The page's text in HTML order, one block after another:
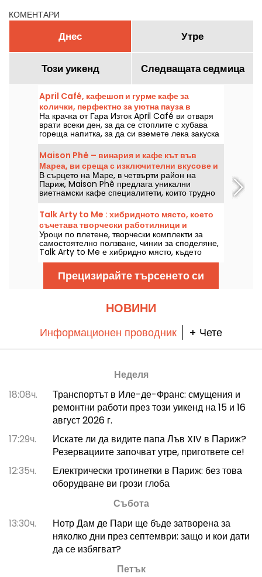
КОМЕНТАРИ
Днес Утре
Този уикенд Следващата седмица
April Café, кафешоп и гурме кафе за
колички, перфектно за уютна пауза в
десетия район на Париж.
На крачка от Гара Изток April Café ви отваря
врати всеки ден, за да се стоплите с хубава
гореща напитка, за да си вземете лека закуска
или да прекарате време спокойно и сухо.
Maison Phê – винария и кафе кът във
Мареа, ви среща с изключителни вкусове и
уникални аромати
В сърцето на Маре, в четвърти район на
Париж, Maison Phê предлага уникални
виетнамски кафе специалитети, които трудно
ще намерите другаде — включително рядкото
Liberica и автентичния виетнамски матча.
Потеглихме към този нов любимец, който
винаги е пълен, и открихме едно истинско
кулинарно съкровище.
Talk Arty to Me : хибридното място, което
съчетава творчески работилници и
артистичен ресторант в Маре
Уроци по плетене, творчески комплекти за
самостоятелно ползване, чинии за споделяне,
Talk Arty to Me е хибридно място, където
идваш както да твориш, така и да се
наслаждаваш, между артистични работилници
и непринуден сезонен ресторант.
Прецизирайте търсенето си
НОВИНИ
Информационен проводник + Чете
Неделя
18:08ч.
Транспортът в Иле-де-Франс: смущения и
ремонтни работи през този уикенд на 15 и 16
август 2026 г.
17:29ч.
Искате ли да видите папа Лъв XIV в Париж?
Резервациите започват утре, пригответе се!
12:35ч.
Електрически тротинетки в Париж: без това
оборудване ви грози глоба
Събота
13:30ч.
Нотр Дам де Пари ще бъде затворена за
няколко дни през септември: защо и кои дати
да се избягват?
Петък